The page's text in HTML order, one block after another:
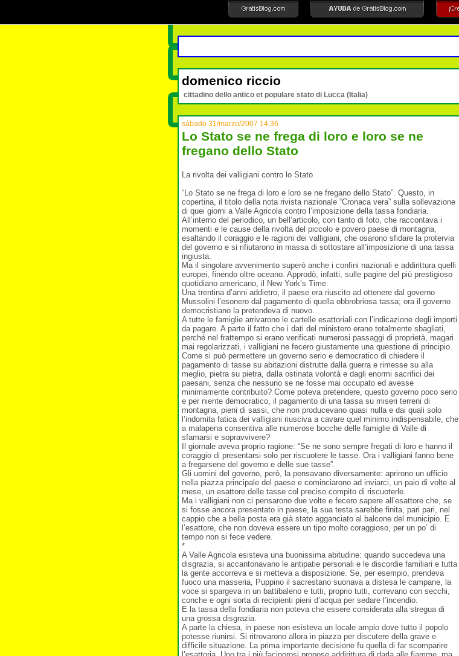
domenico riccio
cittadino dello antico et populare stato di Lucca (Italia)
sábado 31/marzo/2007 14:36
Lo Stato se ne frega di loro e loro se ne
fregano dello Stato
La rivolta dei valligiani contro lo Stato
“Lo Stato se ne frega di loro e loro se ne fregano dello Stato”. Questo, in
copertina, il titolo della nota rivista nazionale “Cronaca vera” sulla sollevazione
di quei giorni a Valle Agricola contro l’imposizione della tassa fondiaria.
All’interno del periodico, un bell’articolo, con tanto di foto, che raccontava i
momenti e le cause della rivolta del piccolo e povero paese di montagna,
esaltando il coraggio e le ragioni dei valligiani, che osarono sfidare la protervia
del governo e si rifiutarono in massa di sottostare all’imposizione di una tassa
ingiusta.
Ma il singolare avvenimento superò anche i confini nazionali e addirittura quelli
europei, finendo oltre oceano. Approdò, infatti, sulle pagine del più prestigioso
quotidiano americano, il New York’s Time.
Una trentina d’anni addietro, il paese era riuscito ad ottenere dal governo
Mussolini l’esonero dal pagamento di quella obbrobriosa tassa; ora il governo
democristiano la pretendeva di nuovo.
A tutte le famiglie arrivarono le cartelle esattoriali con l’indicazione degli importi
da pagare. A parte il fatto che i dati del ministero erano totalmente sbagliati,
perché nel frattempo si erano verificati numerosi passaggi di proprietà, magari
mai regolarizzati, i valligiani ne fecero giustamente una questione di principio.
Come si può permettere un governo serio e democratico di chiedere il
pagamento di tasse su abitazioni distrutte dalla guerra e rimesse su alla
meglio, pietra su pietra, dalla ostinata volontà e dagli enormi sacrifici dei
paesani, senza che nessuno se ne fosse mai occupato ed avesse
minimamente contribuito? Come poteva pretendere, questo governo poco serio
e per niente democratico, il pagamento di una tassa su miseri terreni di
montagna, pieni di sassi, che non producevano quasi nulla e dai quali solo
l’indomita fatica dei valligiani riusciva a cavare quel minimo indispensabile, che
a malapena consentiva alle numerose bocche delle famiglie di Valle di
sfamarsi e sopravvivere?
Il giornale aveva proprio ragione: “Se ne sono sempre fregati di loro e hanno il
coraggio di presentarsi solo per riscuotere le tasse. Ora i valligiani fanno bene
a fregarsene del governo e delle sue tasse”.
Gli uomini del governo, però, la pensavano diversamente: aprirono un ufficio
nella piazza principale del paese e cominciarono ad inviarci, un paio di volte al
mese, un esattore delle tasse col preciso compito di riscuoterle.
Ma i valligiani non ci pensarono due volte e fecero sapere all’esattore che, se
si fosse ancora presentato in paese, la sua testa sarebbe finita, pari pari, nel
cappio che a bella posta era già stato agganciato al balcone del municipio. E
l’esattore, che non doveva essere un tipo molto coraggioso, per un po’ di
tempo non si fece vedere.
*
A Valle Agricola esisteva una buonissima abitudine: quando succedeva una
disgrazia, si accantonavano le antipatie personali e le discordie familiari e tutta
la gente accorreva e si metteva a disposizione. Se, per esempio, prendeva
fuoco una masseria, Puppino il sacrestano suonava a distesa le campane, la
voce si spargeva in un battibaleno e tutti, proprio tutti, correvano con secchi,
conche e ogni sorta di recipienti pieni d’acqua per sedare l’incendio.
E la tassa della fondiaria non poteva che essere considerata alla stregua di
una grossa disgrazia.
A parte la chiesa, in paese non esisteva un locale ampio dove tutto il popolo
potesse riunirsi. Si ritrovarono allora in piazza per discutere della grave e
difficile situazione. La prima importante decisione fu quella di far scomparire